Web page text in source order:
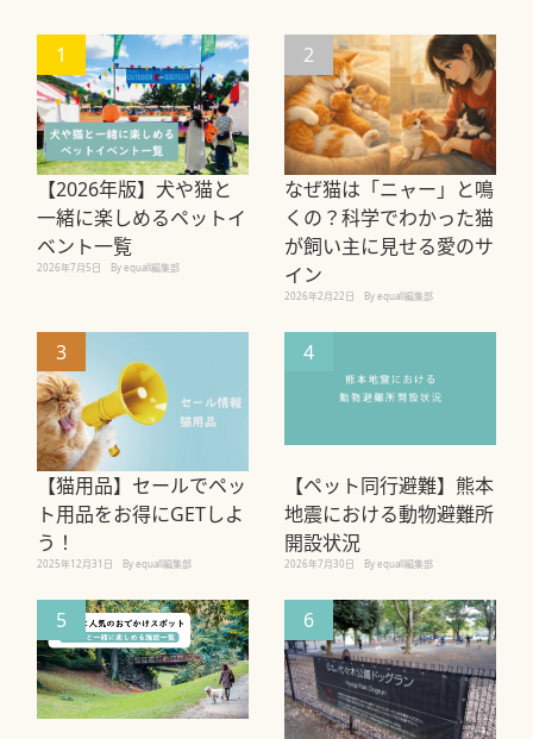
1
【2026年版】犬や猫と
一緒に楽しめるペットイ
ベント一覧
2026年7月5日 By equall編集部
2
なぜ猫は「ニャー」と鳴
くの？科学でわかった猫
が飼い主に見せる愛のサ
イン
2026年2月22日 By equall編集部
3
【猫用品】セールでペッ
ト用品をお得にGETしよ
う！
2025年12月31日 By equall編集部
4
【ペット同行避難】熊本
地震における動物避難所
開設状況
2026年7月30日 By equall編集部
5 6